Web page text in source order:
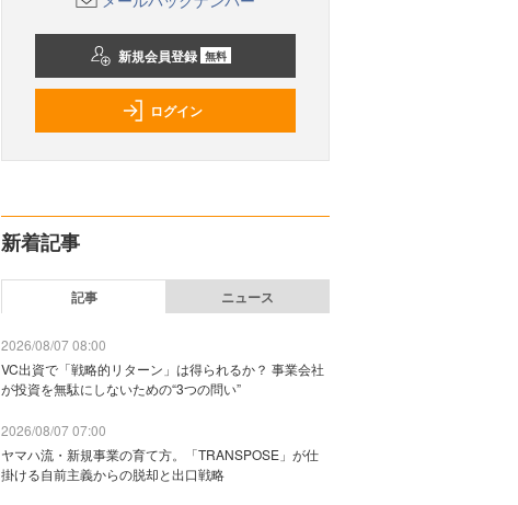
新規会員登録 無料
ログイン
新着記事
記事 ニュース
2026/08/07 08:00
VC出資で「戦略的リターン」は得られるか？ 事業会社
が投資を無駄にしないための“3つの問い”
2026/08/07 07:00
ヤマハ流・新規事業の育て方。「TRANSPOSE」が仕
掛ける自前主義からの脱却と出口戦略